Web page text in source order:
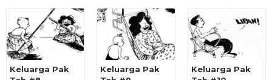
Keluarga Pak
Keluarga Pak
Keluarga Pak